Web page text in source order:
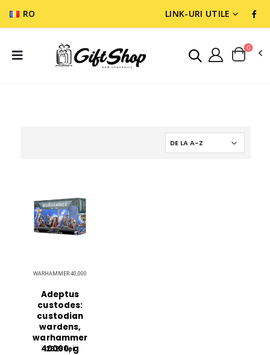
RO LINK-URI UTILE
0
WARHAMMER 40,000
Adeptus
custodes:
custodian
wardens,
warhammer
40000, g
26200Lei